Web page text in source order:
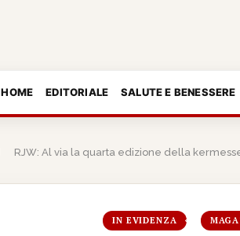
HOME EDITORIALE SALUTE E BENESSERE
RJW: Al via la quarta edizione della
IN EVIDENZA